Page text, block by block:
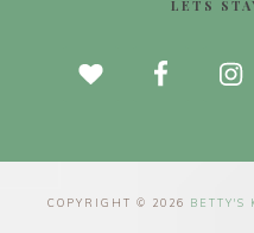
LETS
COPYRIGHT © 2026 BETTY'S